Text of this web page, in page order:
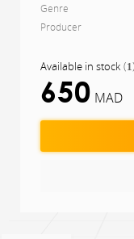
Genre
Producer
Available in stock (1)
650 MAD